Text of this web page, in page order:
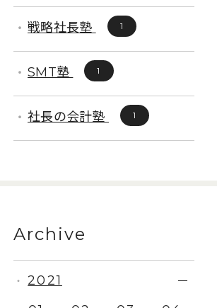
戦略社長塾 1
SMT塾 1
社長の会計塾 1
Archive
・
2021